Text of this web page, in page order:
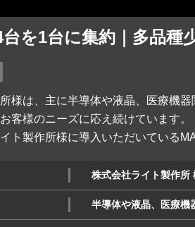
台を1台に集約｜多品
様は、主に半導体や液晶、医療機
客様のニーズに応え続けています。
ト製作所様に導入いただいている
株式会社ライト製作所
半導体や液晶、医療機